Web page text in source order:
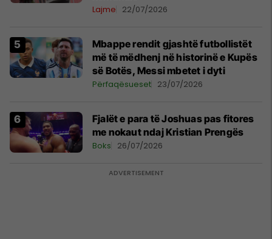
Lajme 22/07/2026
Mbappe rendit gjashtë futbollistët
më të mëdhenj në historinë e Kupës
së Botës, Messi mbetet i dyti
Përfaqësueset 23/07/2026
Fjalët e para të Joshuas pas fitores
me nokaut ndaj Kristian Prengës
Boks 26/07/2026